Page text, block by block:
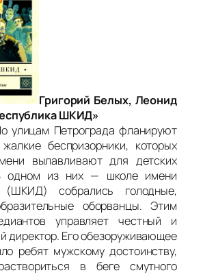
Григорий Белых, Леонид
ШКИД»
улицам Петрограда фланируют
беспризорники, которых
вылавливают для детских
одном из них — школе имени
(ШКИД) собрались голодные,
оборванцы. Этим
управляет честный и
директор. Его обезоруживающее
ребят мужскому достоинству,
в беге смутного